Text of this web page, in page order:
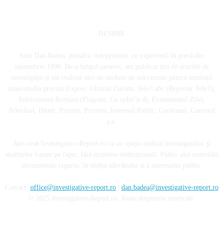
office@investigative-report.ro| dan.badea@investigative-report.ro